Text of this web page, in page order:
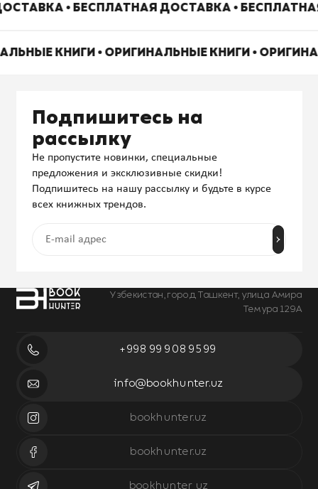
• БЕСПЛАТНАЯ ДОСТАВКА •
КНИГИ • ОРИГИНАЛЬНЫЕ КНИГИ •
Узбекистан, город Ташкент, улица Амира
Темура 129А
+998 99 908 95 99
info@bookhunter.uz
bookhunter.uz
bookhunter.uz
bookhunter_uz
Подпишитесь на
рассылку
Не пропустите новинки, специальные
предложения и эксклюзивные скидки!
Подпишитесь на нашу рассылку и будьте в курсе
всех книжных трендов.